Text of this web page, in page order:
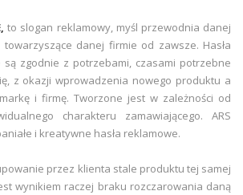
to slogan reklamowy, myśl przewodnia danej
towarzyszące danej firmie od zawsze. Hasła
zgodnie z potrzebami, czasami potrzebne
z okazji wprowadzenia nowego produktu a
i firmę. Tworzone jest w zależności od
charakteru zamawiającego. ARS
i kreatywne hasła reklamowe.
przez klienta stale produktu tej samej
wynikiem raczej braku rozczarowania daną